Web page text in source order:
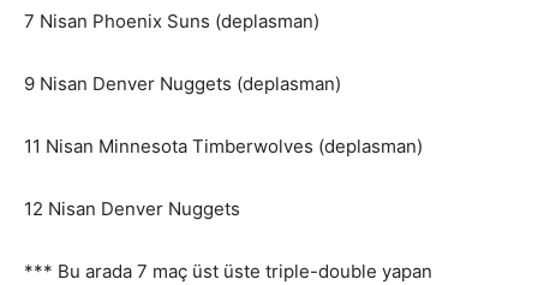
7 Nisan Phoenix Suns (deplasman)
9 Nisan Denver Nuggets (deplasman)
11 Nisan Minnesota Timberwolves (deplasman)
12 Nisan Denver Nuggets
*** Bu arada 7 maç üst üste triple-double yapan